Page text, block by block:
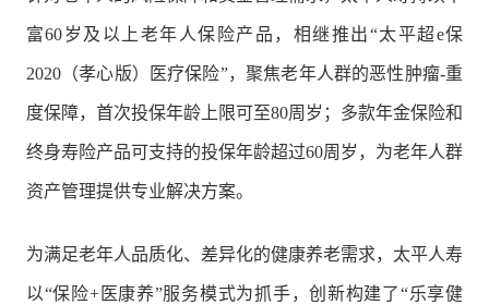
富60岁及以上老年人保险产品，相继推出“太平超e保
2020（孝心版）医疗保险”，聚焦老年人群的恶性肿瘤-重
度保障，首次投保年龄上限可至80周岁；多款年金保险和
终身寿险产品可支持的投保年龄超过60周岁，为老年人群
资产管理提供专业解决方案。
为满足老年人品质化、差异化的健康养老需求，太平人寿
以“保险+医康养”服务模式为抓手，创新构建了“乐享健